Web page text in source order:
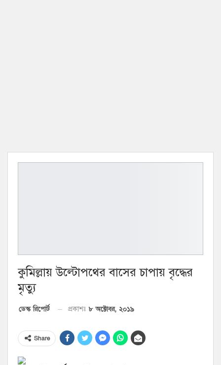
কুমিল্লায় উল্টোপথের বাসের চাপায় বৃদ্ধের
মৃত্যু
ডেস্ক রিপোর্ট প্রকাশঃ ৮ অক্টোবর, ২০১৯
Share